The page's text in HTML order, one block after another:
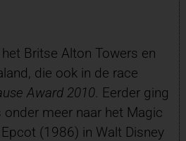
Britse Alton Towers en
die ook in de race
Award 2010. Eerder ging
meer naar het Magic
(1986) in Walt Disney